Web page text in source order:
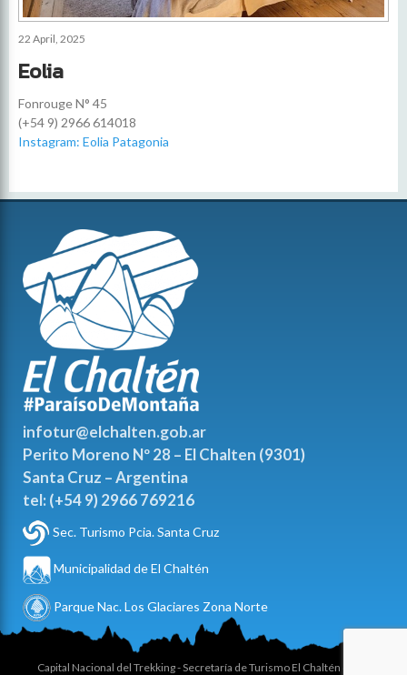
22 April, 2025
Eolia
Fonrouge N° 45
(+54 9) 2966 614018
Instagram: Eolia Patagonia
infotur@elchalten.gob.ar
Perito Moreno Nº 28 – El Chalten (9301)
Santa Cruz – Argentina
tel: (+54 9) 2966 769216
Sec. Turismo Pcia. Santa Cruz
Municipalidad de El Chaltén
Parque Nac. Los Glaciares Zona Norte
Capital Nacional del Trekking - Secretaría de Turismo El Chaltén @ 2025 -